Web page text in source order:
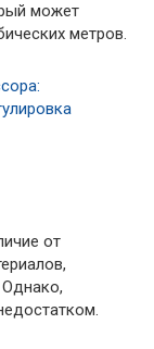
может
метров.
от
Однако,